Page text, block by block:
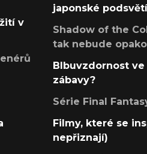
v
japonské
Shadow of the
tak nebude
Blbuvzdornost
zábavy?
Série Final
Filmy, které se
nepřiznají)